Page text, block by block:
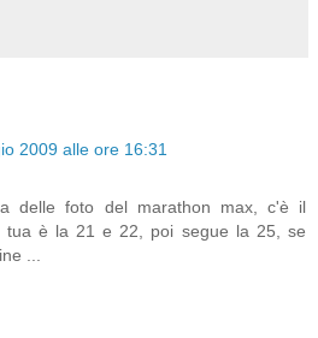
2009 alle ore 16:31
delle foto del marathon max, c'è il
tua è la 21 e 22, poi segue la 25, se
...